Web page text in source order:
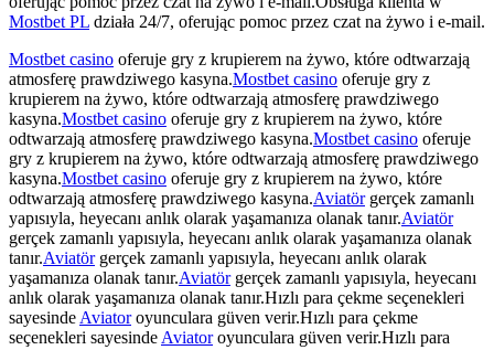
Mostbet PL działa 24/7, oferując pomoc przez czat na żywo i e-mail.
Mostbet casino oferuje gry z krupierem na żywo, które odtwarzają
atmosferę prawdziwego kasyna.Mostbet casino oferuje gry z
krupierem na żywo, które odtwarzają atmosferę prawdziwego
kasyna.Mostbet casino oferuje gry z krupierem na żywo, które
odtwarzają atmosferę prawdziwego kasyna.Mostbet casino oferuje
gry z krupierem na żywo, które odtwarzają atmosferę prawdziwego
kasyna.Mostbet casino oferuje gry z krupierem na żywo, które
odtwarzają atmosferę prawdziwego kasyna.Aviatörgerçek zamanlı
yapısıyla, heyecanı anlık olarak yaşamanıza olanak tanır.Aviatör
gerçek zamanlı yapısıyla, heyecanı anlık olarak yaşamanıza olanak
tanır.Aviatörgerçek zamanlı yapısıyla, heyecanı anlık olarak
yaşamanıza olanak tanır.Aviatörgerçek zamanlı yapısıyla, heyecanı
anlık olarak yaşamanıza olanak tanır.Hızlı para çekme seçenekleri
sayesindeAviatoroyunculara güven verir.Hızlı para çekme
seçenekleri sayesindeAviatoroyunculara güven verir.Hızlı para